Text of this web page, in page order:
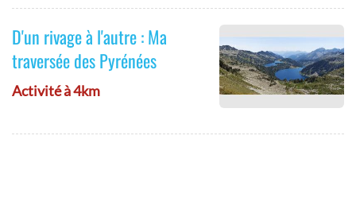
D'un rivage à l'autre : Ma
traversée des Pyrénées
Activité à 4km